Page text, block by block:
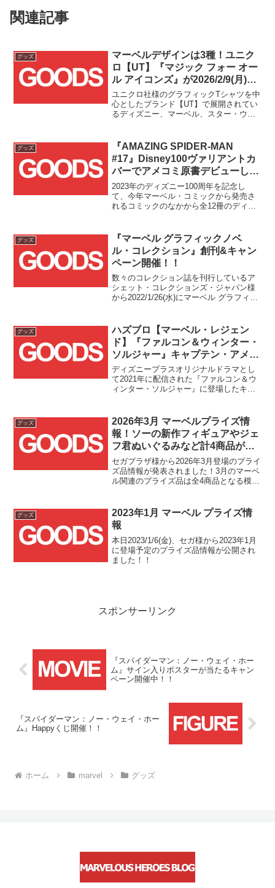
関連記事
グッズ
マーベルデザインは3種！ユニク
ロ【UT】『マジック フォー オー
ル アイコンズ』が2026/2/9(月)発
売！！
ユニクロ社様のグラフィックTシャツを中
心としたブランド【UT】で展開されてい
るディズニー、マーベル、スター・ウォ
『マジック フォー オール アイコンズ』
が2026年...
グッズ
『AMAZING SPIDER-MAN
#17』Disney100ヴァリアントカ
バーでアメコミ原書デビューしま
した！！
2023年のディズニー100周年を記念し
て、今年マーベル・コミックから発売さ
れるコミックのなかから全12冊のディズ
2023/1/11(水)に発売されました！！
グッズ
『マーベル グラフィックノベ
ル・コレクション』創刊&キャン
ペーン開催！！
数々のコレクション誌を刊行しているア
シェット・コレクションズ・ジャパン様
から2022/1/26(水)にマーベル グラフィッ
典も満載のようなので、気になる方はチ
ェックしてみてはいかがでしょうか。
グッズ
ハズブロ【マーベル・レジェン
ド】『ファルコン＆ウィンター・
ソルジャー』キャプテン・アメリ
カ シールド(2023)の予約受付がス
タート！！
ディズニープラスオリジナルドラマとし
て2021年に配信された『ファルコン＆ウ
ィンター・ソルジャー』に登場したキャ
カとして再登場する模様です！
グッズ
2026年3月 マーベルプライズ情
報！ソーの新作フィギュアやジェ
フ君ぬいぐるみなど計4商品が登
場！！
セガプラザ様から2026年3月登場のプライ
ズ品情報が発表されました！3月のマーベ
ル関連のプライズ品は全4商品となる模様
みは、何とジェフ・ザ・ランド・シャー
ク(ジェフ君)...
グッズ
2023年1月 マーベル プライズ情
報
本日2023/1/6(金)、セガ様から2023年1月
に登場予定のプライズ品情報が公開され
ました！！
スポンサーリンク
『スパイダーマン：ノー・ウェイ・ホー
ム』サイン入りポスターが当たるキャン
ペーン開催中！！
『スパイダーマン：ノー・ウェイ・ホー
ム』Happyくじ開催！！
ホーム marvel グッズ